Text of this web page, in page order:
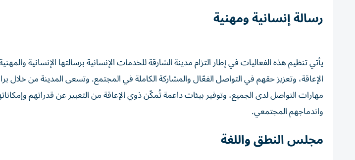
رسالة إنسانية ومهنية
يأتي تنظيم هذه الفعاليات في إطار التزام مدينة الشارقة للخدمات الإنسانية برسالتها الإنسانية
الإعاقة، وتعزيز حقهم في التواصل الفعّال والمشاركة الكاملة في المجتمع. وتسعى المدينة من خلال
مهارات التواصل لدى الجميع، وتوفير بيئات داعمة تُمكّن ذوي الإعاقة من التعبير عن قدراتهم
واندماجهم المجتمعي.
مجلس النطق واللغة